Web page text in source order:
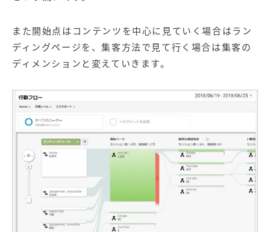
また開始点はコンテンツを中心に見ていく場合はラン
ディングページを、集客方法で見て行く場合は集客の
ディメンションと変えていきます。